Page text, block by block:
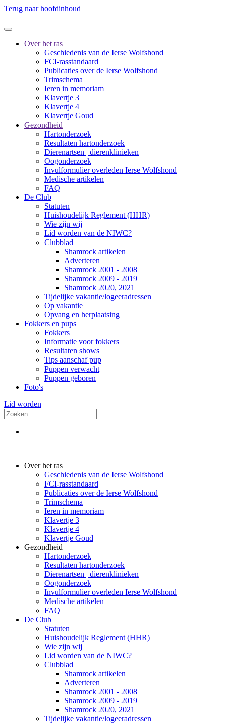
Terug naar hoofdinhoud
Over het ras
Geschiedenis van de Ierse Wolfshond
FCI-rasstandaard
Publicaties over de Ierse Wolfshond
Trimschema
Ieren in memoriam
Klavertje 3
Klavertje 4
Klavertje Goud
Gezondheid
Hartonderzoek
Resultaten hartonderzoek
Dierenartsen | dierenklinieken
Oogonderzoek
Invulformulier overleden Ierse Wolfshond
Medische artikelen
FAQ
De Club
Statuten
Huishoudelijk Reglement (HHR)
Wie zijn wij
Lid worden van de NIWC?
Clubblad
Shamrock artikelen
Adverteren
Shamrock 2001 - 2008
Shamrock 2009 - 2019
Shamrock 2020, 2021
Tijdelijke vakantie/logeeradressen
Op vakantie
Opvang en herplaatsing
Fokkers en pups
Fokkers
Informatie voor fokkers
Resultaten shows
Tips aanschaf pup
Puppen verwacht
Puppen geboren
Foto's
Lid worden
Over het ras
Geschiedenis van de Ierse Wolfshond
FCI-rasstandaard
Publicaties over de Ierse Wolfshond
Trimschema
Ieren in memoriam
Klavertje 3
Klavertje 4
Klavertje Goud
Gezondheid
Hartonderzoek
Resultaten hartonderzoek
Dierenartsen | dierenklinieken
Oogonderzoek
Invulformulier overleden Ierse Wolfshond
Medische artikelen
FAQ
De Club
Statuten
Huishoudelijk Reglement (HHR)
Wie zijn wij
Lid worden van de NIWC?
Clubblad
Shamrock artikelen
Adverteren
Shamrock 2001 - 2008
Shamrock 2009 - 2019
Shamrock 2020, 2021
Tijdelijke vakantie/logeeradressen